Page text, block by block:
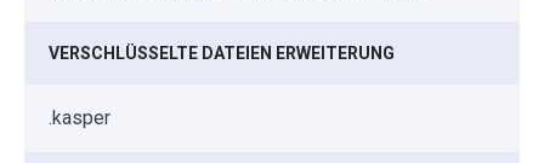
VERSCHLÜSSELTE DATEIEN ERWEITERUNG
.kasper